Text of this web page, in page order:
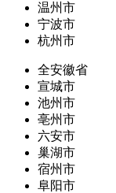
温州市
宁波市
杭州市
全安徽省
宣城市
池州市
亳州市
六安市
巢湖市
宿州市
阜阳市